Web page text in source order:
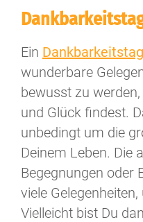
Ein
wunderbare
bewusst zu
und Glück findest.
unbedingt um die
Deinem Leben. Die
Begegnungen oder
viele
Vielleicht bist Du